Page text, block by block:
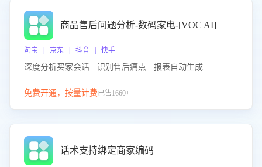
商品售后问题分析-数码家电-[VOC AI]
淘宝 | 京东 | 抖音 | 快手
深度分析买家会话 · 识别售后痛点 · 报表自动生成
免费开通，按量计费已售1660+
话术支持绑定商家编码